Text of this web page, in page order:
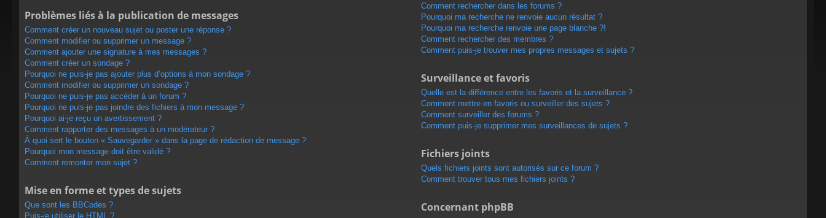
Problèmes liés à la publication de messages
Comment créer un nouveau sujet ou poster une réponse ?
Comment modifier ou supprimer un message ?
Comment ajouter une signature à mes messages ?
Comment créer un sondage ?
Pourquoi ne puis-je pas ajouter plus d’options à mon sondage ?
Comment modifier ou supprimer un sondage ?
Pourquoi ne puis-je pas accéder à un forum ?
Pourquoi ne puis-je pas joindre des fichiers à mon message ?
Pourquoi ai-je reçu un avertissement ?
Comment rapporter des messages à un modérateur ?
À quoi sert le bouton « Sauvegarder » dans la page de rédaction de message ?
Pourquoi mon message doit être validé ?
Comment remonter mon sujet ?
Mise en forme et types de sujets
Que sont les BBCodes ?
Puis-je utiliser le HTML ?
Comment rechercher dans les forums ?
Pourquoi ma recherche ne renvoie aucun résultat ?
Pourquoi ma recherche renvoie une page blanche ?!
Comment rechercher des membres ?
Comment puis-je trouver mes propres messages et sujets ?
Surveillance et favoris
Quelle est la différence entre les favoris et la surveillance ?
Comment mettre en favoris ou surveiller des sujets ?
Comment surveiller des forums ?
Comment puis-je supprimer mes surveillances de sujets ?
Fichiers joints
Quels fichiers joints sont autorisés sur ce forum ?
Comment trouver tous mes fichiers joints ?
Concernant phpBB